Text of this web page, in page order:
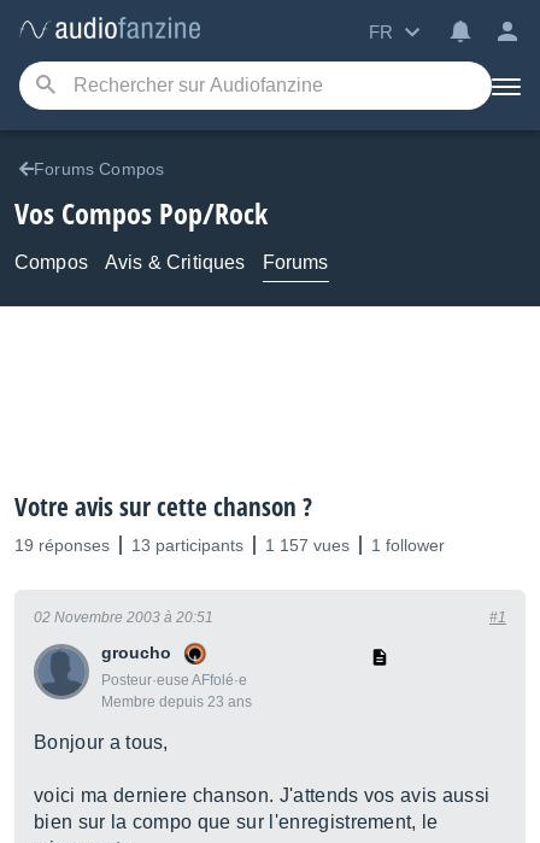
FR
Forums Compos
Vos Compos Pop/Rock
Compos Avis & Critiques Forums
Votre avis sur cette chanson ?
19 réponses 13 participants 1 157 vues 1 follower
groucho
Posteur·euse AFfolé·e
Membre depuis 23 ans
02 Novembre 2003 à 20:51 #1
Bonjour a tous,
voici ma derniere chanson. J'attends vos avis aussi
bien sur la compo que sur l'enregistrement, le